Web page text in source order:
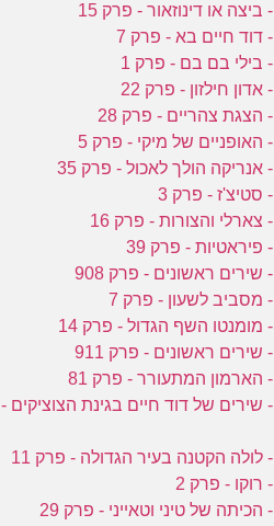
09:12 - שירים של דוד חיים בגינת הצוציקים -